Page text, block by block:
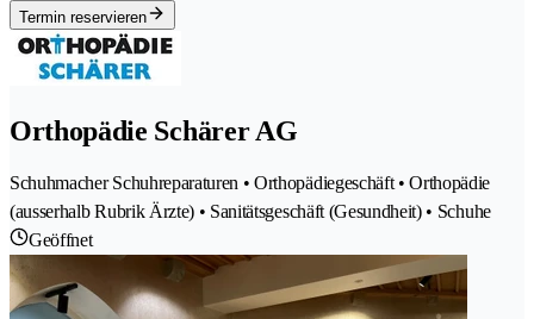
Termin reservieren
Orthopädie Schärer AG
Schuhmacher Schuhreparaturen • Orthopädiegeschäft • Orthopädie
(ausserhalb Rubrik Ärzte) • Sanitätsgeschäft (Gesundheit) • Schuhe
Geöffnet